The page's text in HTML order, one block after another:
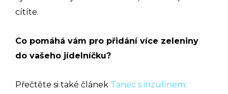
cítíte.
Co pomáhá vám pro přidání více zeleniny
do vašeho jídelníčku?
Přečtěte si také článek Tanec s inzulínem: